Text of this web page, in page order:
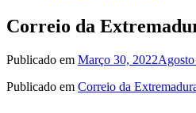
Correio da
Publicado em Março 30, 2022
Publicado em Correio da